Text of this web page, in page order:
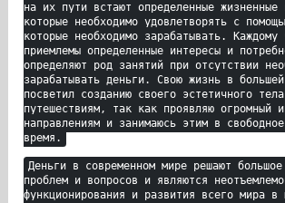
на их пути встают определенные жизненные
которые необходимо удовлетворять с
которые необходимо зарабатывать. Каждому
приемлемы определенные интересы и
определяют род занятий при отсутствии
зарабатывать деньги. Свою жизнь в
посветил созданию своего эстетичного
путешествиям, так как проявляю огромный
направлениям и занимаюсь этим в
время.
Деньги в современном мире решают большое
проблем и вопросов и являются
функционирования и развития всего мира в